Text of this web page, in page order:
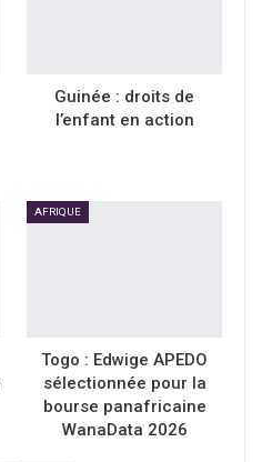
Guinée : droits de
l’enfant en action
AFRIQUE
Togo : Edwige APEDO
sélectionnée pour la
bourse panafricaine
WanaData 2026